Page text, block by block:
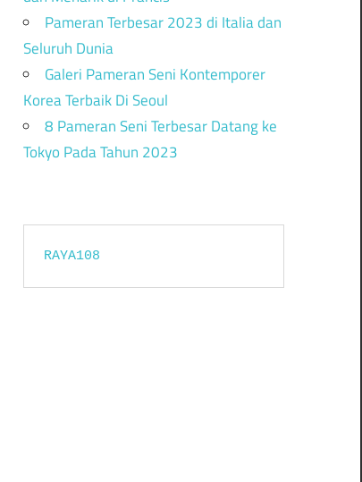
Pameran Terbesar 2023 di Italia dan
Seluruh Dunia
Galeri Pameran Seni Kontemporer
Korea Terbaik Di Seoul
8 Pameran Seni Terbesar Datang ke
Tokyo Pada Tahun 2023
RAYA108